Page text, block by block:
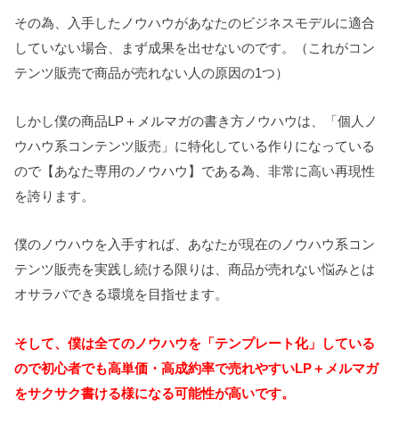
その為、入手したノウハウがあなたのビジネスモデルに適合
していない場合、まず成果を出せないのです。（これがコン
テンツ販売で商品が売れない人の原因の1つ）
しかし僕の商品LP＋メルマガの書き方ノウハウは、「個人ノ
ウハウ系コンテンツ販売」に特化している作りになっている
ので【あなた専用のノウハウ】である為、非常に高い再現性
を誇ります。
僕のノウハウを入手すれば、あなたが現在のノウハウ系コン
テンツ販売を実践し続ける限りは、商品が売れない悩みとは
オサラバできる環境を目指せます。
そして、僕は全てのノウハウを「テンプレート化」している
ので初心者でも高単価・高成約率で売れやすいLP＋メルマガ
をサクサク書ける様になる可能性が高いです。